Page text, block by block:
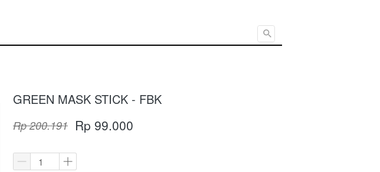
GREEN MASK STICK - FBK
Rp 200.191 Rp 99.000